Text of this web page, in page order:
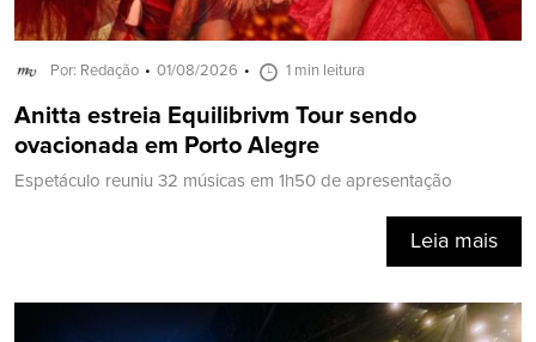
Por: Redação 01/08/2026 1 min leitura
Anitta estreia Equilibrivm Tour sendo
ovacionada em Porto Alegre
Espetáculo reuniu 32 músicas em 1h50 de apresentação
Leia mais